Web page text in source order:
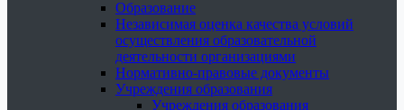
Образование
Независимая оценка качества условий
осуществления образовательной
деятельности организациями
Нормативно-правовые документы
Учреждения образования
Учреждения образования